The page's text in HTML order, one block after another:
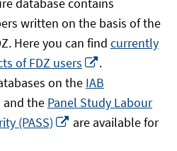
written on the basis of the
Here you can find currently
of FDZ users
neuem
Fenster
öffnen
.
on the IAB
In
neuem
Fenster
and the Panel Study Labour
(PASS)
In
are available for